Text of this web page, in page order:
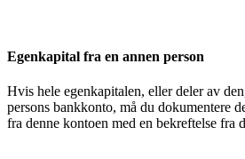
Egenkapital fra en annen person
Hvis hele egenkapitalen, eller deler av
persons bankkonto, må du dokumentere
fra denne kontoen med en bekreftelse fra